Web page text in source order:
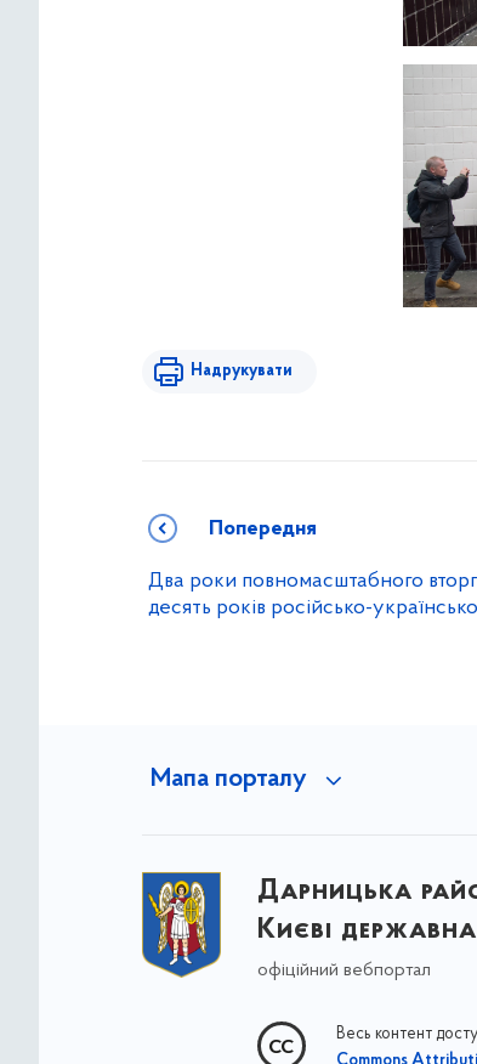
Надрукувати
Попередня
Два роки повномасштабного
десять років російсько-
Мапа порталу
Дарницька
Києві державна
офіційний вебпортал
Весь контент